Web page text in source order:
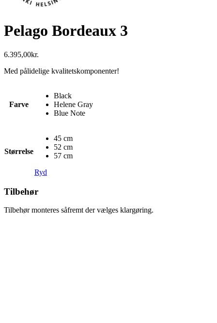
Pelago Bordeaux 3
6.395,00kr.
Med pålidelige kvalitetskomponenter!
Farve
Black
Helene Gray
Blue Note
Størrelse
45 cm
52 cm
57 cm
Ryd
Tilbehør
Tilbehør monteres såfremt der vælges klargøring.